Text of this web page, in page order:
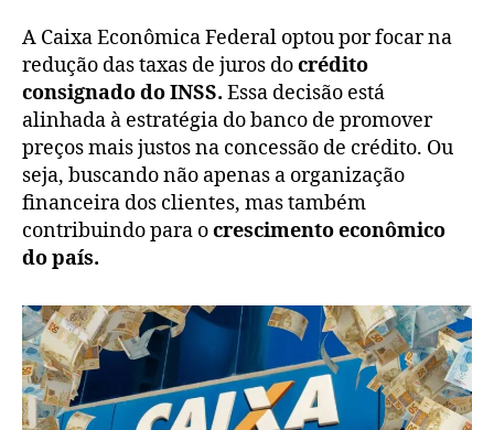
A Caixa Econômica Federal optou por focar na
redução das taxas de juros docrédito
consignado do INSS. Essa decisão está
alinhada à estratégia do banco de promover
preços mais justos na concessão de crédito. Ou
seja, buscando não apenas a organização
financeira dos clientes, mas também
contribuindo para ocrescimento econômico
do país.